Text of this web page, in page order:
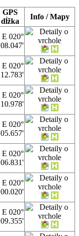
GPS
dĺžka
Info / Mapy
E 020°
08.047'
E 020°
12.783'
E 020°
10.978'
E 020°
05.657'
E 020°
06.831'
E 020°
00.020'
E 020°
09.355'